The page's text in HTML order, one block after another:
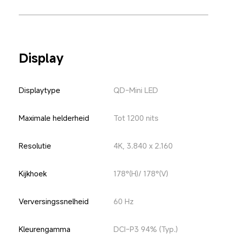
Display
Displaytype QD-Mini LED
Maximale helderheid Tot 1200 nits
Resolutie 4K, 3.840 x 2.160
Kijkhoek 178°(H)/ 178°(V)
Verversingssnelheid 60 Hz
Kleurengamma DCI-P3 94% (Typ.)